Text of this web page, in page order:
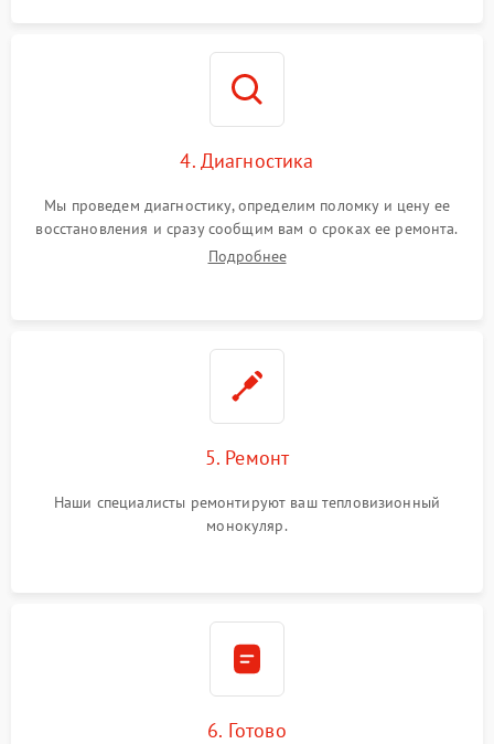
4. Диагностика
Мы проведем диагностику, определим поломку и цену ее
восстановления и сразу сообщим вам о сроках ее ремонта.
Подробнее
5. Ремонт
Наши специалисты ремонтируют ваш тепловизионный
монокуляр.
6. Готово